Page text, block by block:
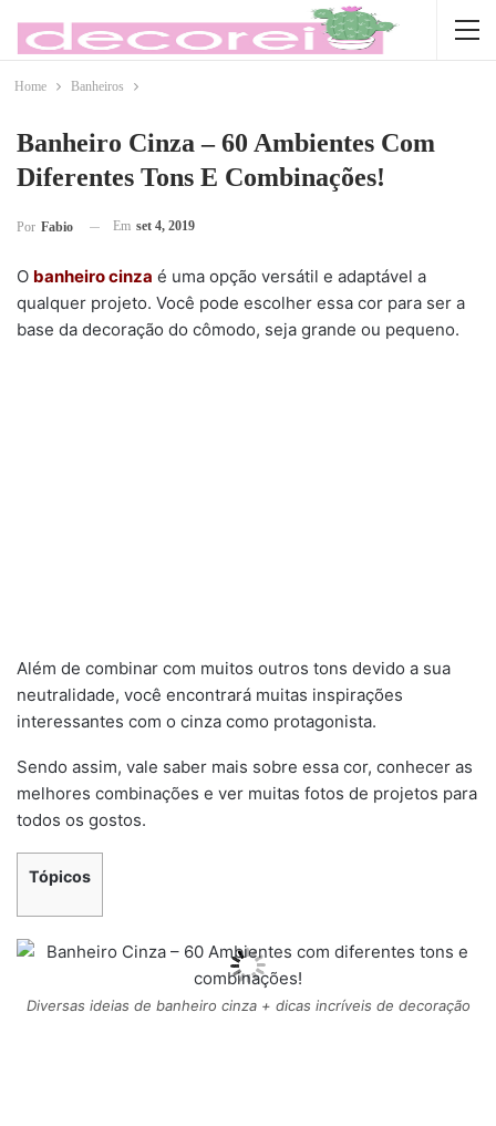
Home Banheiros
Banheiro Cinza – 60 Ambientes Com
Diferentes Tons E Combinações!
Por Fabio Em set 4, 2019
O banheiro cinza é uma opção versátil e adaptável a
qualquer projeto. Você pode escolher essa cor para ser a
base da decoração do cômodo, seja grande ou pequeno.
Além de combinar com muitos outros tons devido a sua
neutralidade, você encontrará muitas inspirações
interessantes com o cinza como protagonista.
Sendo assim, vale saber mais sobre essa cor, conhecer as
melhores combinações e ver muitas fotos de projetos para
todos os gostos.
Tópicos
Diversas ideias de banheiro cinza + dicas incríveis de decoração